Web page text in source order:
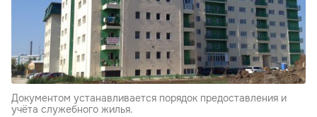
Документом устанавливается порядок предоставления и
учёта служебного жилья.